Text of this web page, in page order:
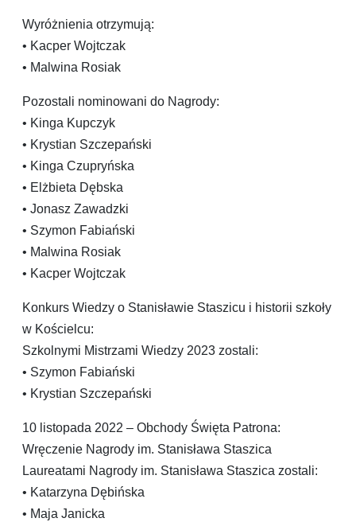
Wyróżnienia otrzymują:
• Kacper Wojtczak
• Malwina Rosiak
Pozostali nominowani do Nagrody:
• Kinga Kupczyk
• Krystian Szczepański
• Kinga Czupryńska
• Elżbieta Dębska
• Jonasz Zawadzki
• Szymon Fabiański
• Malwina Rosiak
• Kacper Wojtczak
Konkurs Wiedzy o Stanisławie Staszicu i historii szkoły
w Kościelcu:
Szkolnymi Mistrzami Wiedzy 2023 zostali:
• Szymon Fabiański
• Krystian Szczepański
10 listopada 2022 – Obchody Święta Patrona:
Wręczenie Nagrody im. Stanisława Staszica
Laureatami Nagrody im. Stanisława Staszica zostali:
• Katarzyna Dębińska
• Maja Janicka